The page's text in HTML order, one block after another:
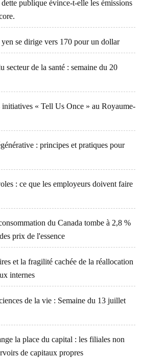
publique évince-t-elle les émissions
se dirige vers 170 pour un dollar
secteur de la santé : semaine du 20
initiatives « Tell Us Once » au Royaume-
: principes et pratiques pour
: ce que les employeurs doivent faire
du Canada tombe à 2,8 %
prix de l'essence
et la fragilité cachée de la réallocation
internes
de la vie : Semaine du 13 juillet
la place du capital : les filiales non
de capitaux propres